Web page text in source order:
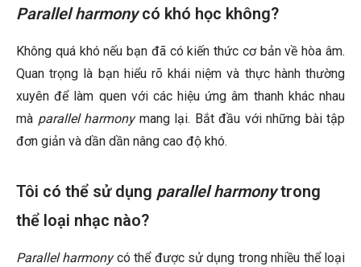
Parallel harmonycó khó học không?
Không quá khó nếu bạn đã có kiến thức cơ bản về hòa âm.
Quan trọng là bạn hiểu rõ khái niệm và thực hành thường
xuyên để làm quen với các hiệu ứng âm thanh khác nhau
mà parallel harmonymang lại. Bắt đầu với những bài tập
đơn giản và dần dần nâng cao độ khó.
Tôi có thể sử dụng parallel harmonytrong
thể loại nhạc nào?
Parallel harmonycó thể được sử dụng trong nhiều thể loại